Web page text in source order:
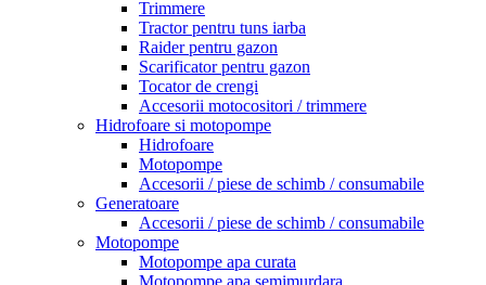
Trimmere
Tractor pentru tuns iarba
Raider pentru gazon
Scarificator pentru gazon
Tocator de crengi
Accesorii motocositori / trimmere
Hidrofoare si motopompe
Hidrofoare
Motopompe
Accesorii / piese de schimb / consumabile
Generatoare
Accesorii / piese de schimb / consumabile
Motopompe
Motopompe apa curata
Motopompe apa semimurdara